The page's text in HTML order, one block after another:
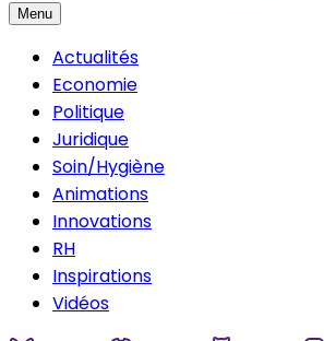
Menu
Actualités
Economie
Politique
Juridique
Soin/Hygiène
Animations
Innovations
RH
Inspirations
Vidéos